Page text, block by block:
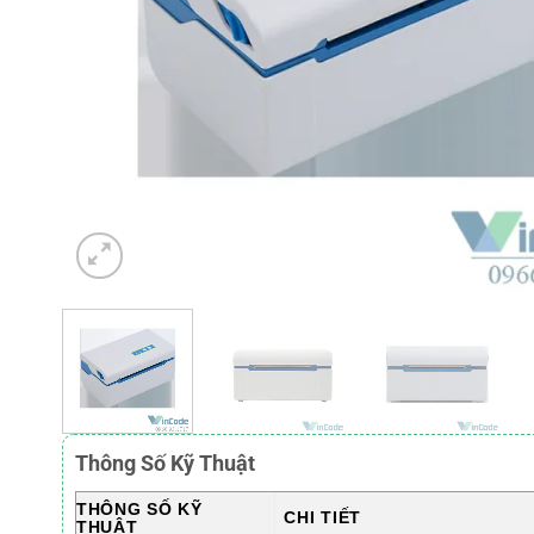
Thông Số Kỹ Thuật
THÔNG SỐ KỸ
THUẬT
CHI TIẾT